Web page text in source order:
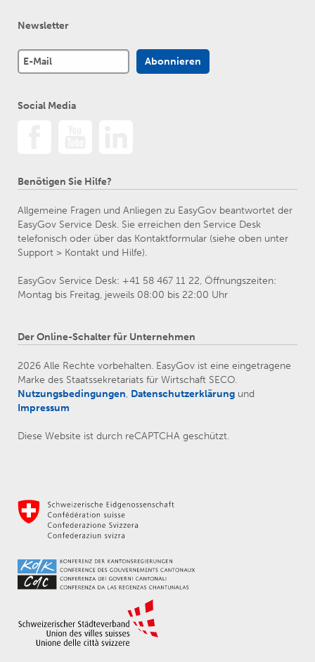
Newsletter
Social Media
Benötigen Sie Hilfe?
Allgemeine Fragen und Anliegen zu EasyGov beantwortet der
EasyGov Service Desk. Sie erreichen den Service Desk
telefonisch oder über das Kontaktformular (siehe oben unter
Support > Kontakt und Hilfe).
EasyGov Service Desk: +41 58 467 11 22, Öffnungszeiten:
Montag bis Freitag, jeweils 08:00 bis 22:00 Uhr
Der Online-Schalter für Unternehmen
2026 Alle Rechte vorbehalten. EasyGov ist eine eingetragene
Marke des Staatssekretariats für Wirtschaft SECO.
Nutzungsbedingungen, Datenschutzerklärung und
Impressum
Diese Website ist durch reCAPTCHA geschützt.